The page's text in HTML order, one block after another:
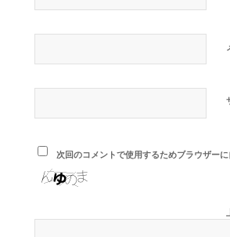
次回のコメントで使用するためブラウザー